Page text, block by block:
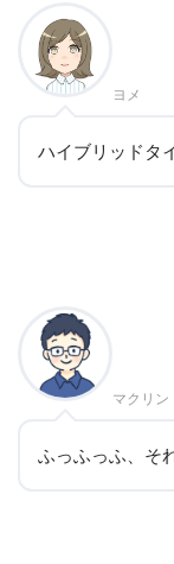
ヨメ
ハイブリッドタ
マクリン
ふっふっふ、そ